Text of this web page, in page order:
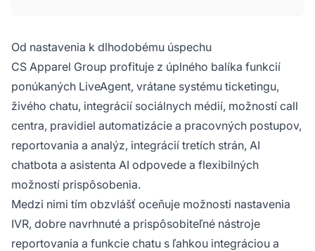
Od nastavenia k dlhodobému úspechu
CS Apparel Group profituje z úplného balíka funkcií
ponúkaných LiveAgent, vrátane systému ticketingu,
živého chatu, integrácií sociálnych médií, možností call
centra, pravidiel automatizácie a pracovných postupov,
reportovania a analýz, integrácií tretích strán, AI
chatbota a asistenta AI odpovede a flexibilných
možností prispôsobenia.
Medzi nimi tím obzvlášť oceňuje možnosti nastavenia
IVR, dobre navrhnuté a prispôsobiteľné nástroje
reportovania a funkcie chatu s ľahkou integráciou a